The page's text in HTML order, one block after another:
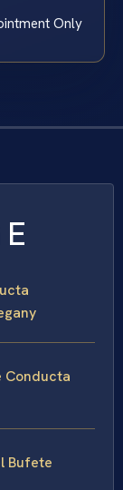
Only
Conducta
Bufete